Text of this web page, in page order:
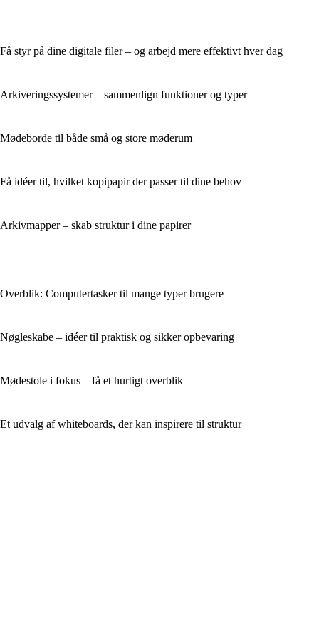
Få styr på dine digitale filer – og arbejd mere effektivt hver dag
Arkiveringssystemer – sammenlign funktioner og typer
Mødeborde til både små og store møderum
Få idéer til, hvilket kopipapir der passer til dine behov
Arkivmapper – skab struktur i dine papirer
Overblik: Computertasker til mange typer brugere
Nøgleskabe – idéer til praktisk og sikker opbevaring
Mødestole i fokus – få et hurtigt overblik
Et udvalg af whiteboards, der kan inspirere til struktur